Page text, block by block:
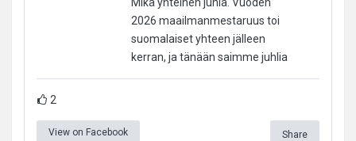
2026 maailmanmestaruus toi
suomalaiset yhteen jälleen
kerran, ja tänään saimme juhlia
2
View on Facebook Share